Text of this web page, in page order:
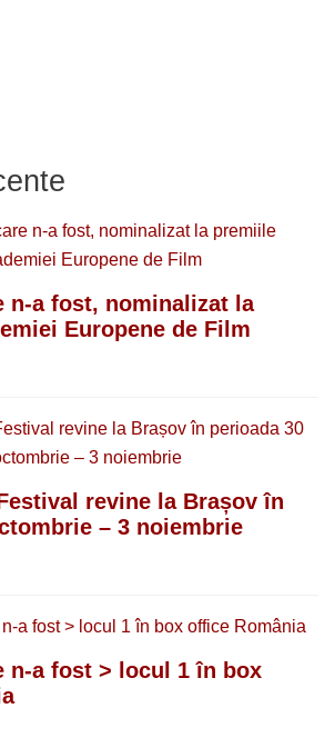
n-a fost, nominalizat la
Europene de Film
revine la Brașov în
– 3 noiembrie
n-a fost > locul 1 în box